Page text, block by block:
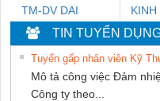
TM-DV DAI
DONG THANH
KINH
DỊCH
TIN TUYỂN DỤNG
Tuyển gấp nhân viên Kỹ
Mô tả công việc Đảm
Công ty theo...